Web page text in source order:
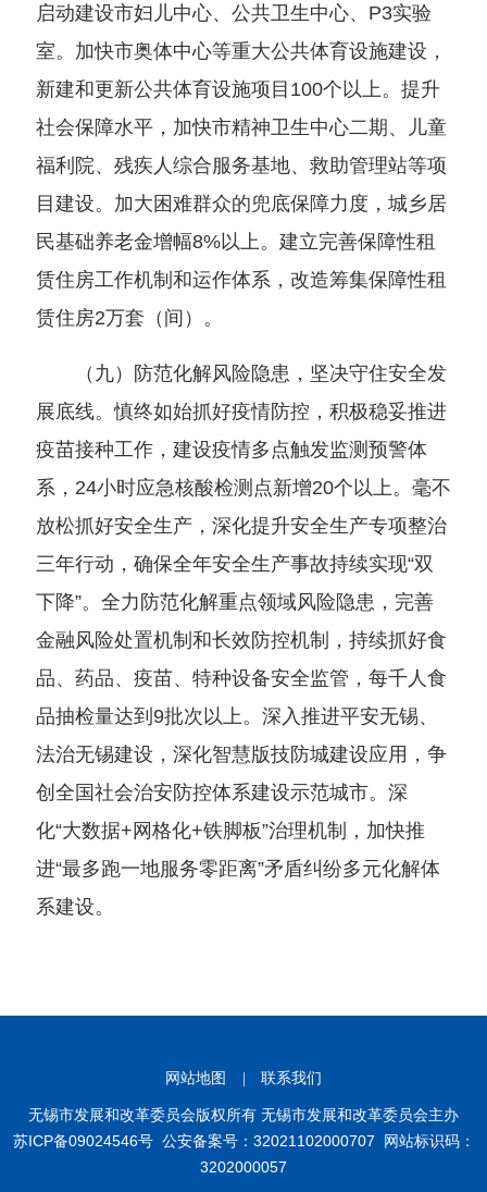
启动建设市妇儿中心、公共卫生中心、P3实验
室。加快市奥体中心等重大公共体育设施建设，
新建和更新公共体育设施项目100个以上。提升
社会保障水平，加快市精神卫生中心二期、儿童
福利院、残疾人综合服务基地、救助管理站等项
目建设。加大困难群众的兜底保障力度，城乡居
民基础养老金增幅8%以上。建立完善保障性租
赁住房工作机制和运作体系，改造筹集保障性租
赁住房2万套（间）。
（九）防范化解风险隐患，坚决守住安全发
展底线。慎终如始抓好疫情防控，积极稳妥推进
疫苗接种工作，建设疫情多点触发监测预警体
系，24小时应急核酸检测点新增20个以上。毫不
放松抓好安全生产，深化提升安全生产专项整治
三年行动，确保全年安全生产事故持续实现“双
下降”。全力防范化解重点领域风险隐患，完善
金融风险处置机制和长效防控机制，持续抓好食
品、药品、疫苗、特种设备安全监管，每千人食
品抽检量达到9批次以上。深入推进平安无锡、
法治无锡建设，深化智慧版技防城建设应用，争
创全国社会治安防控体系建设示范城市。深
化“大数据+网格化+铁脚板”治理机制，加快推
进“最多跑一地服务零距离”矛盾纠纷多元化解体
系建设。
网站地图 联系我们
无锡市发展和改革委员会版权所有 无锡市发展和改革委员会主办
苏ICP备09024546号 公安备案号：32021102000707 网站标识码：
3202000057